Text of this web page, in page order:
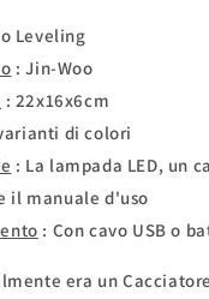
Leveling
: Jin-Woo
: 22x16x6cm
di colori
: La lampada LED, un
il manuale d'uso
: Con cavo USB o
era un